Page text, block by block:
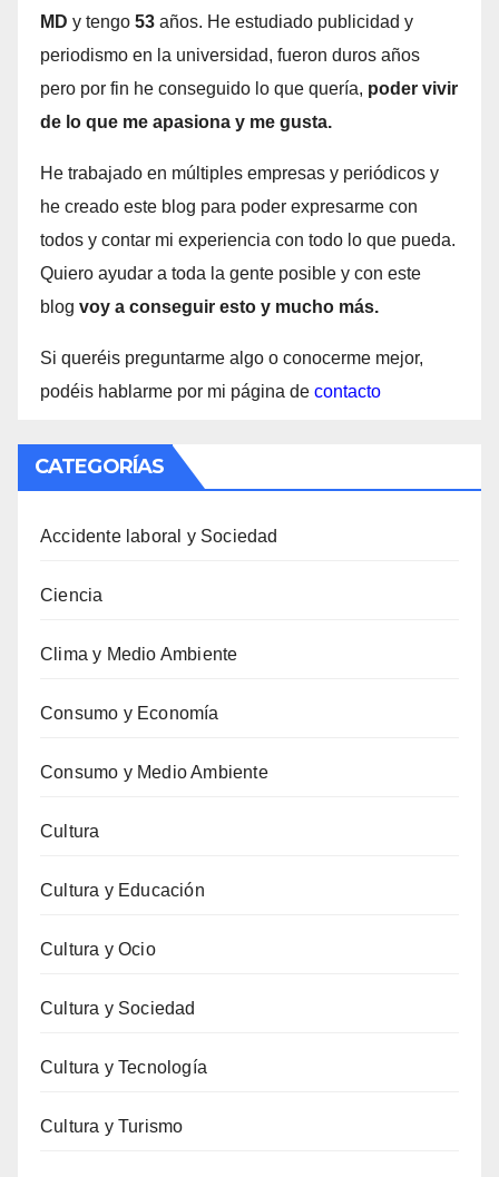
MD y tengo 53 años. He estudiado publicidad y
periodismo en la universidad, fueron duros años
pero por fin he conseguido lo que quería, poder vivir
de lo que me apasiona y me gusta.
He trabajado en múltiples empresas y periódicos y
he creado este blog para poder expresarme con
todos y contar mi experiencia con todo lo que pueda.
Quiero ayudar a toda la gente posible y con este
blog voy a conseguir esto y mucho más.
Si queréis preguntarme algo o conocerme mejor,
podéis hablarme por mi página de contacto
CATEGORÍAS
Accidente laboral y Sociedad
Ciencia
Clima y Medio Ambiente
Consumo y Economía
Consumo y Medio Ambiente
Cultura
Cultura y Educación
Cultura y Ocio
Cultura y Sociedad
Cultura y Tecnología
Cultura y Turismo